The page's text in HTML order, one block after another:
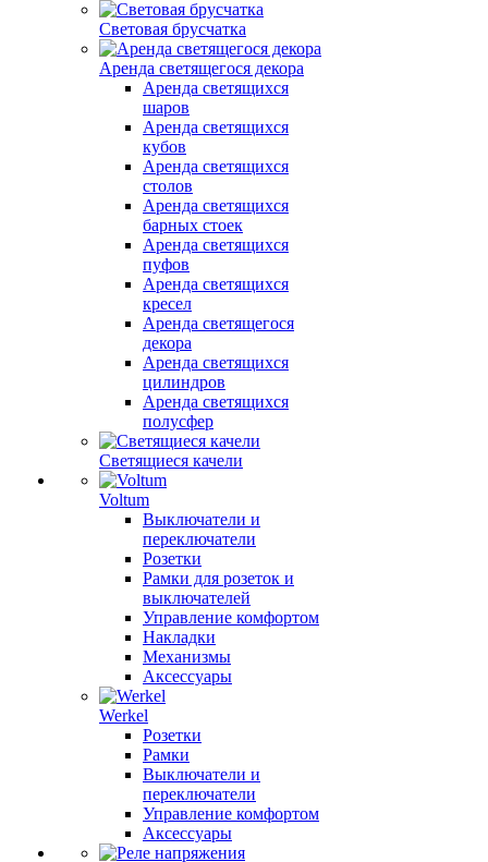
Световая брусчатка
Аренда светящегося декора
Аренда светящихся
шаров
Аренда светящихся
кубов
Аренда светящихся
столов
Аренда светящихся
барных стоек
Аренда светящихся
пуфов
Аренда светящихся
кресел
Аренда светящегося
декора
Аренда светящихся
цилиндров
Аренда светящихся
полусфер
Светящиеся качели
Voltum
Выключатели и
переключатели
Розетки
Рамки для розеток и
выключателей
Управление комфортом
Накладки
Механизмы
Аксессуары
Werkel
Розетки
Рамки
Выключатели и
переключатели
Управление комфортом
Аксессуары